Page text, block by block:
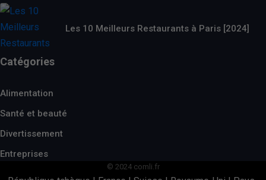
Les 10 Meilleurs Restaurants à Paris [2024]
Catégories
Alimentation
Santé et beauté
Divertissement
Entreprises
© 2024 comli.fr